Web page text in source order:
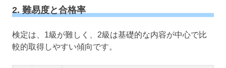
2. 難易度と合格率
検定は、1級が難しく、2級は基礎的な内容が中心で比
較的取得しやすい傾向です。